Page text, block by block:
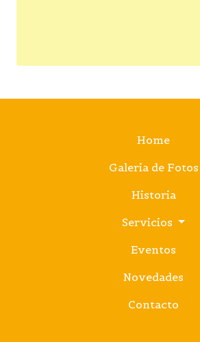
Home
Galeria de Fotos
Historia
Servicios
Eventos
Novedades
Contacto